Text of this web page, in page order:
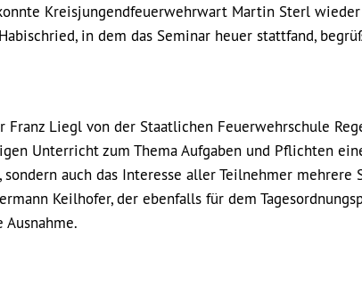
Kreisjungendfeuerwehrwart Martin Sterl
in dem das Seminar heuer stattfand,
Franz Liegl von der Staatlichen Feuerwehrschule
Unterricht zum Thema Aufgaben und Pflichten
sondern auch das Interesse aller Teilnehmer mehrere
Keilhofer, der ebenfalls für dem